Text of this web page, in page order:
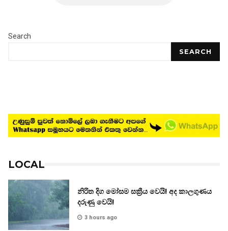
Search
SEARCH
LOCAL
නිරිත දිග මෝසම සක්‍රීය වෙයි! අද කාලගුණය
දරුණු වෙයි!
3 hours ago